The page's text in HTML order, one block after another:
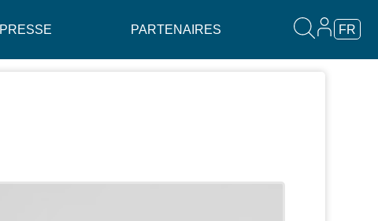
PRESSE PARTENAIRES FR